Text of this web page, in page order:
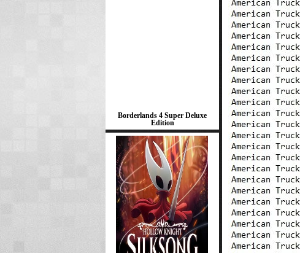
Borderlands 4 Super Deluxe
Edition